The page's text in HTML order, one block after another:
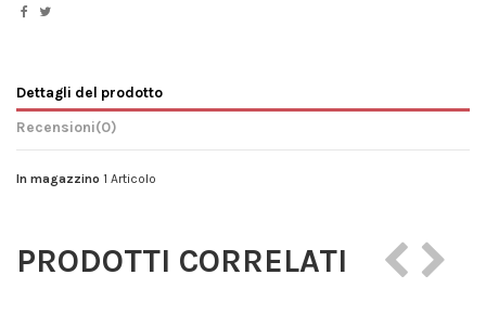
Dettagli del prodotto
Recensioni(0)
In magazzino 1 Articolo
PRODOTTI CORRELATI